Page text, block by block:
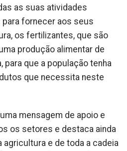
as suas atividades
fornecer aos seus
os fertilizantes, que são
produção alimentar de
para que a população tenha
que necessita neste
mensagem de apoio e
os setores e destaca ainda
agricultura e de toda a cadeia